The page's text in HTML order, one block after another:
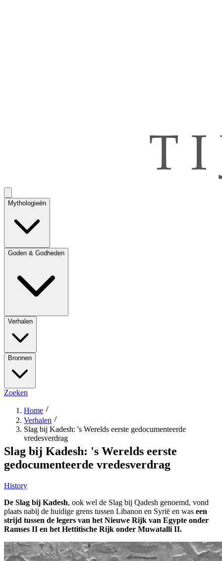
Mythologieën
Goden & Godheden
Verhalen
Bronnen
Zoeken
Home
Verhalen
Slag bij Kadesh: 's Werelds eerste gedocumenteerde
vredesverdrag
Slag bij Kadesh: 's Werelds eerste
gedocumenteerde vredesverdrag
History
De Slag bij Kadesh, ook wel de Slag bij Qadesh genoemd, vond
plaats nabij de huidige grens tussen Libanon en Syrië en was een
strijd tussen de legers van het Nieuwe Rijk van Egypte onder
Ramses II en het Hettitische Rijk onder Muwatalli II.